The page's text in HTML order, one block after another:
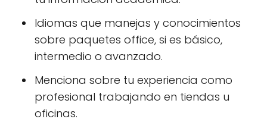
Idiomas que manejas y conocimientos
sobre paquetes office, si es básico,
intermedio o avanzado.
Menciona sobre tu experiencia como
profesional trabajando en tiendas u
oficinas.